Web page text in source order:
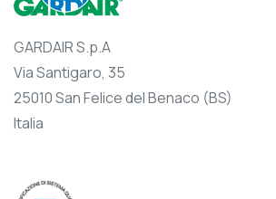
GARDAIR S.p.A
Via Santigaro, 35
25010 San Felice del Benaco (BS)
Italia